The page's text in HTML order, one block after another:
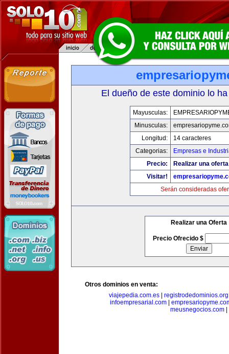
El dueño de este dominio lo
Mayusculas:
Minusculas:
Longitud:
14 caracteres
Categorias:
Empresas e
Precio:
Realizar una
Visitar!
Serán consideradas
Realizar una Oferta
Precio Ofrecido $
Otros dominios en venta:
viajepedia.com.es| registrodedominios.org
infoempresarial.com|
meusnegocios.com